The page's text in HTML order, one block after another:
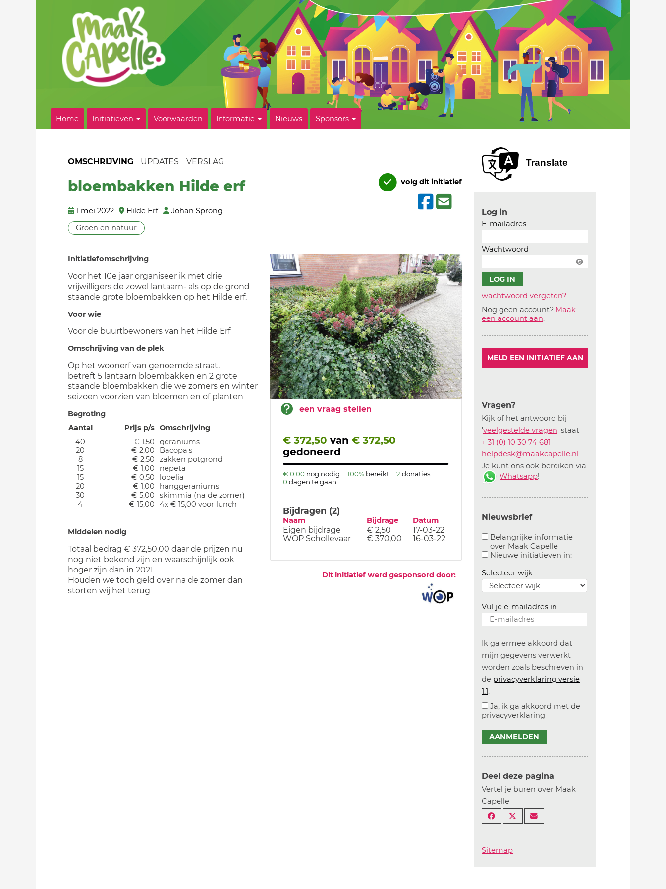
Home Initiatieven Voorwaarden Informatie Nieuws Sponsors
OMSCHRIJVING UPDATES VERSLAG
bloembakken Hilde erf
1 mei 2022 Hilde Erf
Johan Sprong
Groen en natuur
volg dit initiatief
een vraag stellen
€ 372,50 van € 372,50
gedoneerd
€ 0,00 nog nodig 100% bereikt 2 donaties
0 dagen te gaan
Bijdragen (2)
Naam Bijdrage Datum
Eigen bijdrage € 2,50
17-03-22
WOP Schollevaar
€ 370,00 16-03-22
Dit initiatief werd gesponsord door:
Initiatiefomschrijving
Voor het 10e jaar organiseer ik met drie
vrijwilligers de zowel lantaarn- als op de grond
staande grote bloembakken op het Hilde erf.
Voor wie
Voor de buurtbewoners van het Hilde Erf
Omschrijving van de plek
Op het woonerf van genoemde straat.
betreft 5 lantaarn bloembakken en 2 grote
staande bloembakken die we zomers en winter
seizoen voorzien van bloemen en of planten
Begroting
Aantal
Prijs p/s Omschrijving
40
€ 1,50
geraniums
20
€ 2,00
Bacopa's
8
€ 2,50
zakken potgrond
15
€ 1,00
nepeta
15
€ 0,50
lobelia
20
€ 1,00
hanggeraniums
30
€ 5,00
skimmia (na de zomer)
4
€ 15,00 4x € 15,00 voor lunch
Middelen nodig
Totaal bedrag € 372,50,00 daar de prijzen nu
nog niet bekend zijn en waarschijnlijk ook
hoger zijn dan in 2021.
Houden we toch geld over na de zomer dan
storten wij het terug
Translate
Log in
E-mailadres
Wachtwoord
wachtwoord vergeten?
Nog geen account? Maak
een account aan.
MELD EEN INITIATIEF AAN
Vragen?
Kijk of het antwoord bij
'veelgestelde vragen' staat
+ 31 (0) 10 30 74 681
helpdesk@maakcapelle.nl
Je kunt ons ook bereiken via
Whatsapp!
Nieuwsbrief
Belangrijke informatie
over Maak Capelle
Aanvinken om belangrijke informatie over
Nieuwe initiatieven in:Aanvinken om
Selecteer wijk
Vul je e-mailadres in
Ik ga ermee akkoord dat
mijn gegevens verwerkt
worden zoals beschreven in
de privacyverklaring versie
1.1.
Ja, ik ga akkoord met de
privacyverklaring
AANMELDEN
Deel deze pagina
Vertel je buren over Maak
Capelle
Sitemap